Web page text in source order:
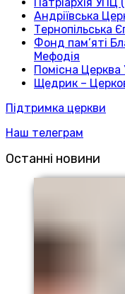
Андріївська
Тернопільська
Фонд пам’яті
Мефодія
Помісна Церква
Щедрик –
Підтримка церкви
Наш телеграм
Останні новини